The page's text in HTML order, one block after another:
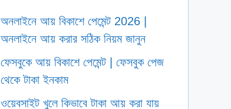
অনলাইনে আয় বিকাশে পেমেন্ট 2026 |
অনলাইনে আয় করার সঠিক নিয়ম জানুন
ফেসবুকে আয় বিকাশে পেমেন্ট | ফেসবুক পেজ
থেকে টাকা ইনকাম
ওয়েবসাইট খুলে কিভাবে টাকা আয় করা যায়